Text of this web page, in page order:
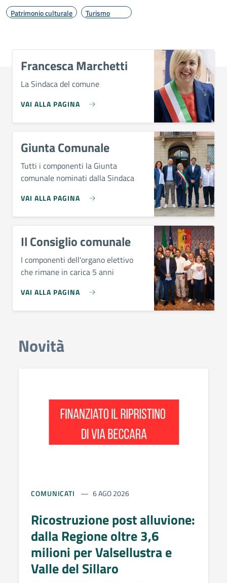
Patrimonio culturale Turismo
Francesca Marchetti
La Sindaca del comune
VAI ALLA PAGINA
Giunta Comunale
Tutti i componenti la Giunta
comunale nominati dalla Sindaca
VAI ALLA PAGINA
Il Consiglio comunale
I componenti dell'organo elettivo
che rimane in carica 5 anni
VAI ALLA PAGINA
Novità
COMUNICATI 6 AGO 2026
Ricostruzione post alluvione:
dalla Regione oltre 3,6
milioni per Valsellustra e
Valle del Sillaro